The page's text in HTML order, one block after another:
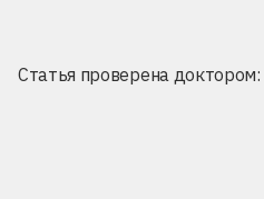
Статья проверена доктором: